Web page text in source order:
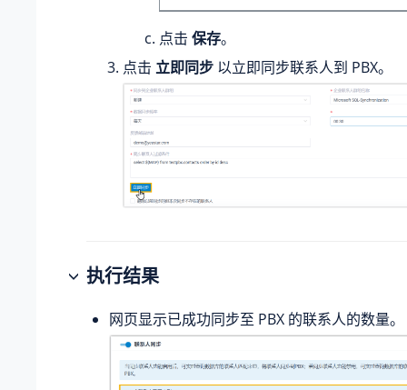
点击 保存。
点击 立即同步 以立即同步联系人到 PBX。
执行结果
网页显示已成功同步至 PBX 的联系人的数量。